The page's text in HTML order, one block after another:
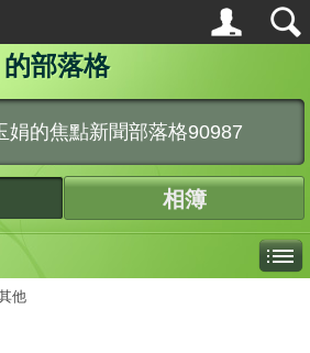
部落格
娟的焦點新聞部落格90987
相簿
他